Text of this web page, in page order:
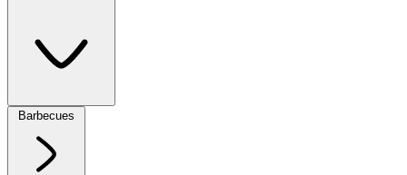
Barbecues